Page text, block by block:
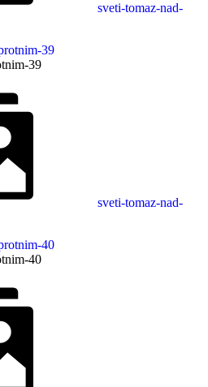
sveti-tomaz-nad-
39
sveti-tomaz-nad-
40